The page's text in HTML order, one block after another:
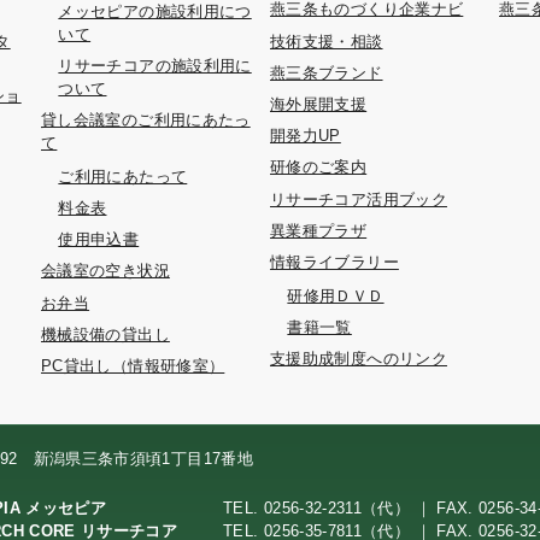
メッセピアの施設利用につ
いて
リサーチコアの施設利用に
ついて
貸し会議室のご利用にあたっ
て
ご利用にあたって
料金表
使用申込書
会議室の空き状況
お弁当
機械設備の貸出し
PC貸出し（情報研修室）
燕三条ものづくり企業ナビ
技術支援・相談
燕三条ブランド
海外展開支援
開発力UP
研修のご案内
リサーチコア活用ブック
異業種プラザ
情報ライブラリー
研修用ＤＶＤ
書籍一覧
支援助成制度へのリンク
燕三
新潟県三条市須頃1丁目17番地
メッセピア
TEL. 0256-32-2311（代） ｜ FAX. 0256-
CORE リサーチコア
TEL. 0256-35-7811（代） ｜ FAX. 0256-